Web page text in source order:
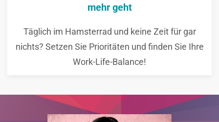
mehr geht
Täglich im Hamsterrad und keine Zeit für gar
nichts? Setzen Sie Prioritäten und finden Sie Ihre
Work-Life-Balance!